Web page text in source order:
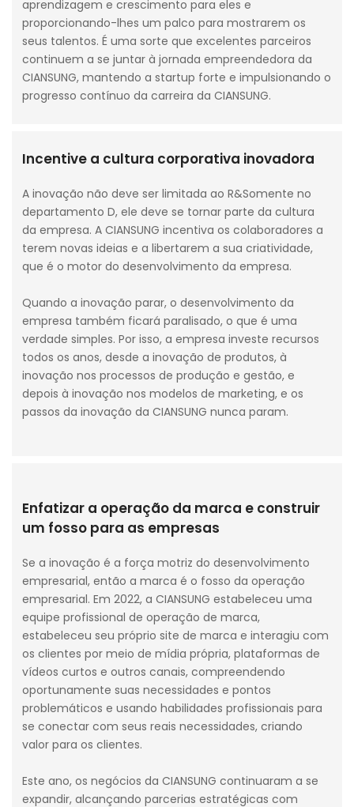
aprendizagem e crescimento para eles e
proporcionando-lhes um palco para mostrarem os
seus talentos. É uma sorte que excelentes parceiros
continuem a se juntar à jornada empreendedora da
CIANSUNG, mantendo a startup forte e impulsionando o
progresso contínuo da carreira da CIANSUNG.
Incentive a cultura corporativa inovadora
A inovação não deve ser limitada ao R&Somente no
departamento D, ele deve se tornar parte da cultura
da empresa. A CIANSUNG incentiva os colaboradores a
terem novas ideias e a libertarem a sua criatividade,
que é o motor do desenvolvimento da empresa.
Quando a inovação parar, o desenvolvimento da
empresa também ficará paralisado, o que é uma
verdade simples. Por isso, a empresa investe recursos
todos os anos, desde a inovação de produtos, à
inovação nos processos de produção e gestão, e
depois à inovação nos modelos de marketing, e os
passos da inovação da CIANSUNG nunca param.
Enfatizar a operação da marca e construir
um fosso para as empresas
Se a inovação é a força motriz do desenvolvimento
empresarial, então a marca é o fosso da operação
empresarial. Em 2022, a CIANSUNG estabeleceu uma
equipe profissional de operação de marca,
estabeleceu seu próprio site de marca e interagiu com
os clientes por meio de mídia própria, plataformas de
vídeos curtos e outros canais, compreendendo
oportunamente suas necessidades e pontos
problemáticos e usando habilidades profissionais para
se conectar com seus reais necessidades, criando
valor para os clientes.
Este ano, os negócios da CIANSUNG continuaram a se
expandir, alcançando parcerias estratégicas com